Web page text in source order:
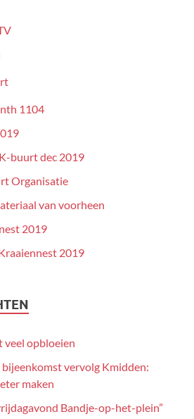
1104
buurt dec 2019
Organisatie
van voorheen
2019
2019
opbloeien
vervolg Kmidden:
maken
Bandje-op-het-plein”